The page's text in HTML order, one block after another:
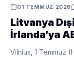
01 TEMMUZ 2026
Litvanya
İrlanda’ya
Vilnius, 1 Temmuz